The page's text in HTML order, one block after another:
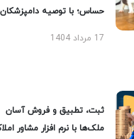
حساس؛ با توصیه دامپزشکان
17 مرداد 1404
ثبت، تطبیق و فروش آسان
ملک‌ها با نرم افزار مشاور